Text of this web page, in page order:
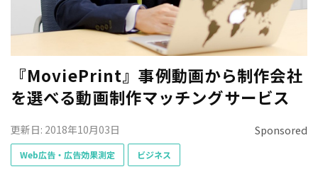
『MoviePrint』事例動画から制作会社
を選べる動画制作マッチングサービス
Sponsored
更新日: 2018年10月03日
Web広告・広告効果測定 ビジネス